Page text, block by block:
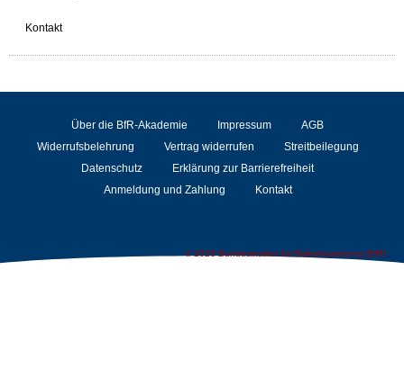
Kontakt
Über die BfR-Akademie Impressum
AGB
Widerrufsbelehrung
Vertrag widerrufen
Streitbeilegung
Datenschutz
Erklärung zur Barrierefreiheit
Anmeldung und Zahlung
Kontakt
© 2026 Bundesinstitut für Risikobewertung (BfR)